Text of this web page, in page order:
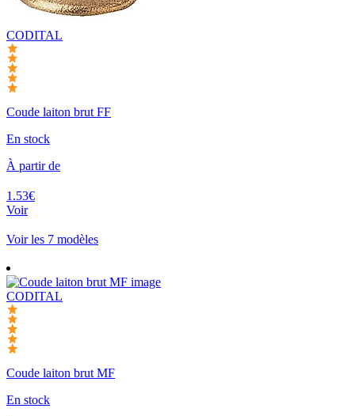
CODITAL
Coude laiton brut FF
En stock
À partir de
1.53€
Voir
Voir les 7 modèles
CODITAL
Coude laiton brut MF
En stock